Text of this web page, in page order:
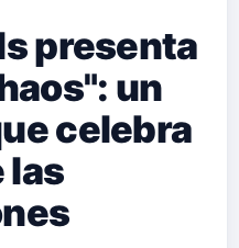
presenta
un
celebra
las